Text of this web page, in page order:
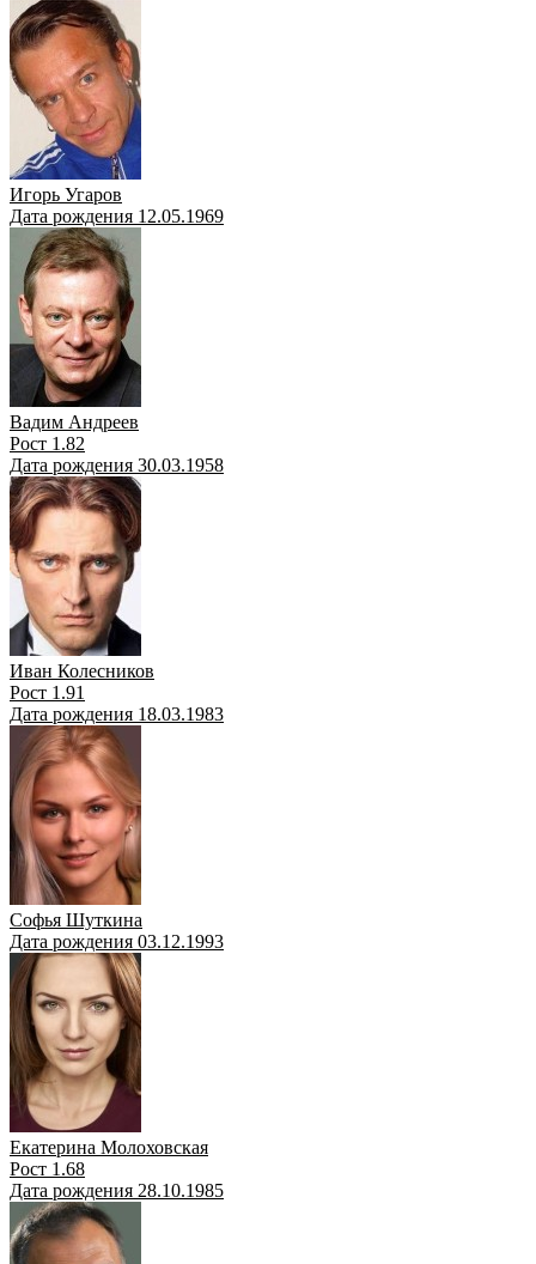
Игорь Угаров
Дата рождения 12.05.1969
Вадим Андреев
Рост 1.82
Дата рождения 30.03.1958
Иван Колесников
Рост 1.91
Дата рождения 18.03.1983
Софья Шуткина
Дата рождения 03.12.1993
Екатерина Молоховская
Рост 1.68
Дата рождения 28.10.1985